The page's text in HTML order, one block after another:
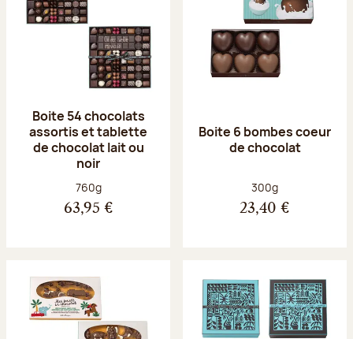
Boite 54 chocolats
assortis et tablette
de chocolat lait ou
noir
Poids net :
760g
63,95 €
Boite 6 bombes coeur
de chocolat
Poids net :
300g
23,40 €